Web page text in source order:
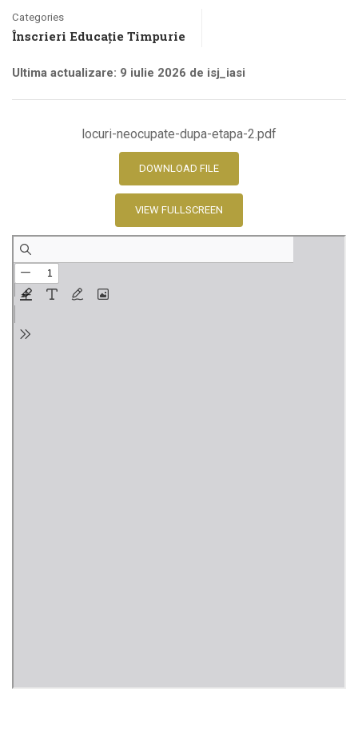
Categories
Înscrieri Educație Timpurie
Ultima actualizare: 9 iulie 2026 de isj_iasi
locuri-neocupate-dupa-etapa-2.pdf
DOWNLOAD FILE
VIEW FULLSCREEN